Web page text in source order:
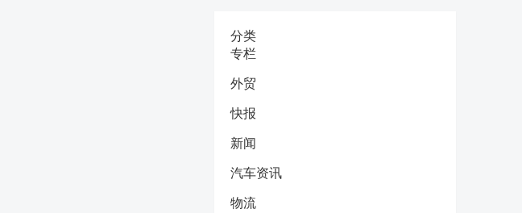
分类
专栏
外贸
快报
新闻
汽车资讯
物流